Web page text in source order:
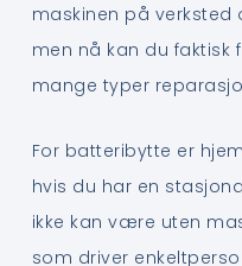
maskinen på verksted
men nå kan du faktisk
mange typer
For batteribytte er
hvis du har en
ikke kan være uten
som driver